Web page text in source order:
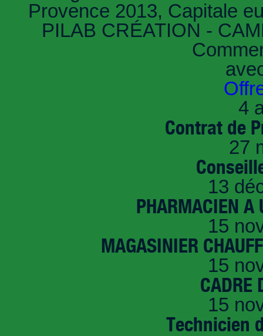
Provence 2013, Capitale
PILAB CRÉATION -
4
Contrat de
27
13
PHARMACIEN A
15
MAGASINIER
15
CADRE
15
Technicien